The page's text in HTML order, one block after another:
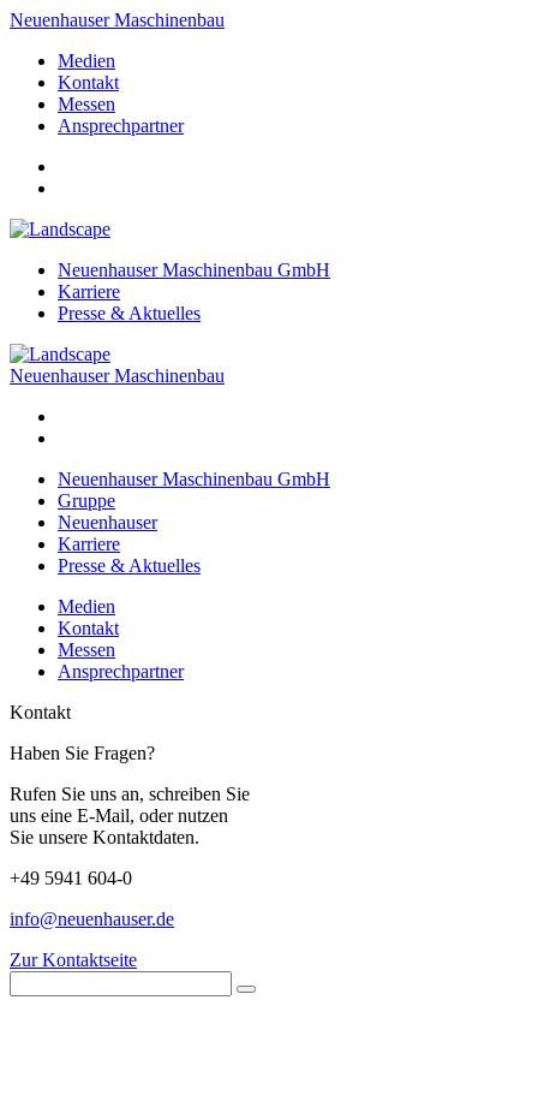
Neuenhauser Maschinenbau
Medien
Kontakt
Messen
Ansprechpartner
Neuenhauser Maschinenbau GmbH
Karriere
Presse & Aktuelles
Neuenhauser Maschinenbau
Neuenhauser Maschinenbau GmbH
Gruppe
Neuenhauser
Karriere
Presse & Aktuelles
Medien
Kontakt
Messen
Ansprechpartner
Kontakt
Haben Sie Fragen?
Rufen Sie uns an, schreiben Sie
uns eine E-Mail, oder nutzen
Sie unsere Kontaktdaten.
+49 5941 604-0
info@neuenhauser.de
Zur Kontaktseite